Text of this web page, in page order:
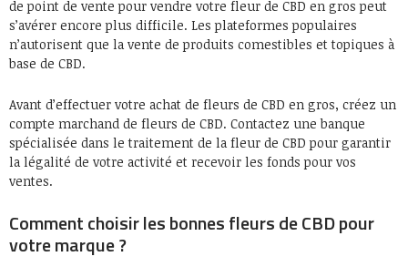
de point de vente pour vendre votre fleur de CBD en gros peut
s’avérer encore plus difficile. Les plateformes populaires
n’autorisent que la vente de produits comestibles et topiques à
base de CBD.
Avant d’effectuer votre achat de fleurs de CBD en gros, créez un
compte marchand de fleurs de CBD. Contactez une banque
spécialisée dans le traitement de la fleur de CBD pour garantir
la légalité de votre activité et recevoir les fonds pour vos
ventes.
Comment choisir les bonnes fleurs de CBD pour
votre marque ?